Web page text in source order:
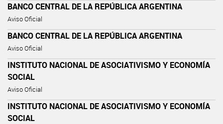
BANCO CENTRAL DE LA REPÚBLICA ARGENTINA
Aviso Oficial
BANCO CENTRAL DE LA REPÚBLICA ARGENTINA
Aviso Oficial
INSTITUTO NACIONAL DE ASOCIATIVISMO Y ECONOMÍA
SOCIAL
Aviso Oficial
INSTITUTO NACIONAL DE ASOCIATIVISMO Y ECONOMÍA
SOCIAL